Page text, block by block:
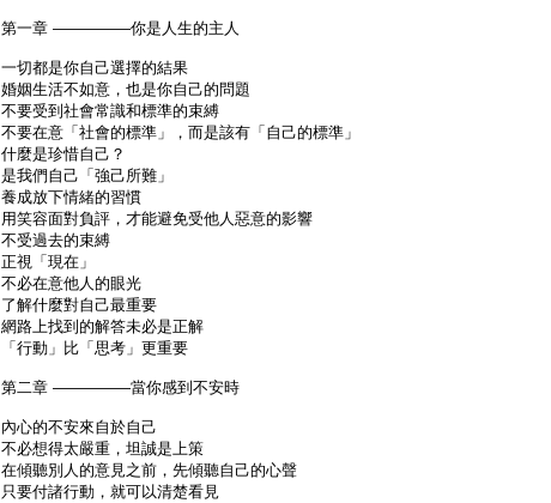
第一章 —————你是人生的主人
一切都是你自己選擇的結果
婚姻生活不如意，也是你自己的問題
不要受到社會常識和標準的束縛
不要在意「社會的標準」，而是該有「自己的標準」
什麼是珍惜自己？
是我們自己「強己所難」
養成放下情緒的習慣
用笑容面對負評，才能避免受他人惡意的影響
不受過去的束縛
正視「現在」
不必在意他人的眼光
了解什麼對自己最重要
網路上找到的解答未必是正解
「行動」比「思考」更重要
第二章 —————當你感到不安時
內心的不安來自於自己
不必想得太嚴重，坦誠是上策
在傾聽別人的意見之前，先傾聽自己的心聲
只要付諸行動，就可以清楚看見